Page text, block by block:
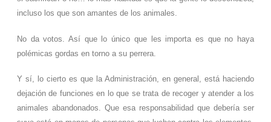
incluso los que son amantes de los animales.
No da votos. Así que lo único que les importa es que no haya
polémicas gordas en torno a su perrera.
Y sí, lo cierto es que la Administración, en general, está haciendo
dejación de funciones en lo que se trata de recoger y atender a los
animales abandonados. Que esa responsabilidad que debería ser